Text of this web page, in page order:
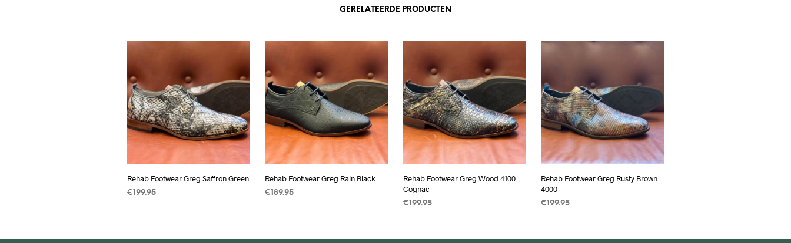
GERELATEERDE PRODUCTEN
Rehab Footwear Greg Saffron Green
€ 199.95
heeft
Rehab Footwear Greg Rain Black
€ 189.95
heeft
Rehab Footwear Greg Wood 4100
Cognac
€ 199.95
Rehab Footwear Greg Rusty Brown
4000
€ 199.95